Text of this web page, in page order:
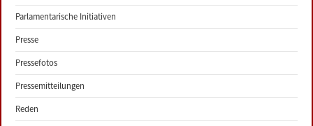
Parlamentarische Initiativen
Presse
Pressefotos
Pressemitteilungen
Reden